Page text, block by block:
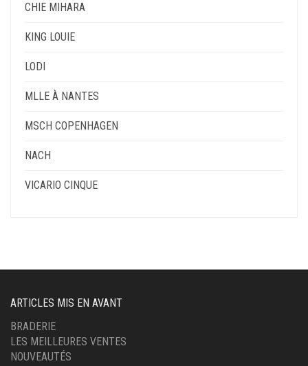
CHIE MIHARA
KING LOUIE
LODI
MLLE À NANTES
MSCH COPENHAGEN
NACH
VICARIO CINQUE
ARTICLES MIS EN AVANT
BRADERIE
LES MEILLEURES VENTES
NOUVEAUTÉS